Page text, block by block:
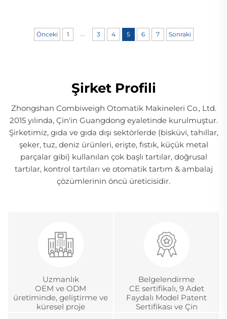
Önceki 1 3 4 5 6 7 Sonraki
Şirket Profili
Zhongshan Combiweigh Otomatik Makineleri Co., Ltd.
2015 yılında, Çin'in Guangdong eyaletinde kurulmuştur.
Şirketimiz, gıda ve gıda dışı sektörlerde (bisküvi, tahıllar,
şeker, tuz, deniz ürünleri, erişte, fıstık, küçük metal
parçalar gibi) kullanılan çok başlı tartılar, doğrusal
tartılar, kontrol tartıları ve otomatik tartım & ambalaj
çözümlerinin öncü üreticisidir.
Uzmanlık
OEM ve ODM
üretiminde, geliştirme ve
küresel proje
Belgelendirme
CE sertifikalı, 9 Adet
Faydalı Model Patent
Sertifikası ve Çin